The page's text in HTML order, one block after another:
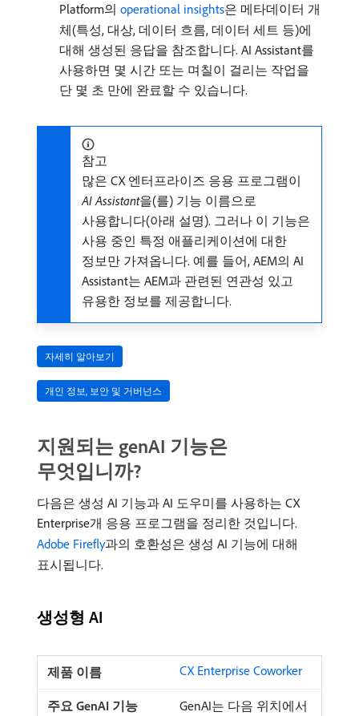
Platform의 operational insights은 메타데이터 개
체(특성, 대상, 데이터 흐름, 데이터 세트 등)에
대해 생성된 응답을 참조합니다. AI Assistant를
사용하면 몇 시간 또는 며칠이 걸리는 작업을
단 몇 초 만에 완료할 수 있습니다.
참고
많은 CX 엔터프라이즈 응용 프로그램이
AI Assistant​을(를) 기능 이름으로
사용합니다(아래 설명). 그러나 이 기능은
사용 중인 특정 애플리케이션에 대한
정보만 가져옵니다. 예를 들어, AEM의 AI
Assistant는 AEM과 관련된 연관성 있고
유용한 정보를 제공합니다.
자세히 알아보기
개인 정보, 보안 및 거버넌스
지원되는 genAI 기능은
무엇입니까?
다음은 생성 AI 기능과 AI 도우미를 사용하는 CX
Enterprise개 응용 프로그램을 정리한 것입니다.
Adobe Firefly과의 호환성은 생성 AI 기능에 대해
표시됩니다.
생성형 AI
CX Enterprise Coworker
GenAI는 다음 위치에서